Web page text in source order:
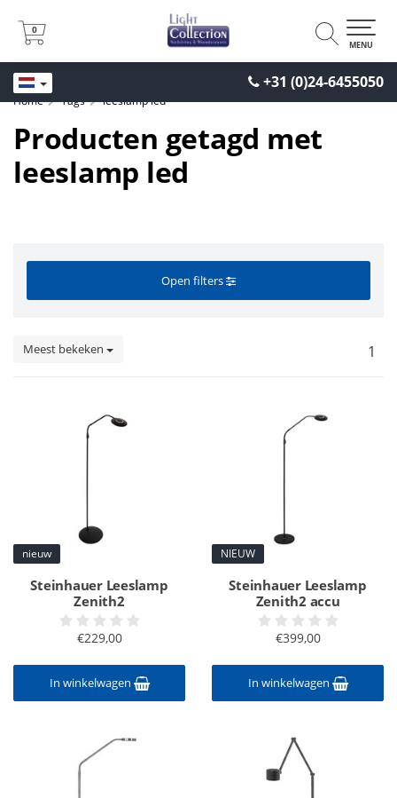
+31 (0)24-6455050
0
0
MENU
Home Tags leeslamp led
Producten getagd met
leeslamp led
Open filters
Meest bekeken 1
nieuw
Steinhauer Leeslamp
Zenith2
€229,00
In winkelwagen
NIEUW
Steinhauer Leeslamp
Zenith2 accu
€399,00
In winkelwagen